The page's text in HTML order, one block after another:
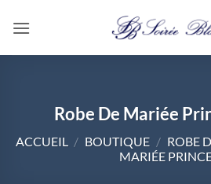
Robe De Mariée
ACCUEIL / BOUTIQUE / ROBE
MARIÉE